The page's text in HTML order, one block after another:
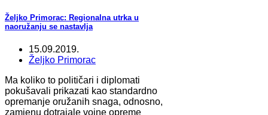
Željko Primorac: Regionalna utrka u
naoružanju se nastavlja
15.09.2019.
Željko Primorac
Ma koliko to političari i diplomati
pokušavali prikazati kao standardno
opremanje oružanih snaga, odnosno,
zamjenu dotrajale vojne opreme